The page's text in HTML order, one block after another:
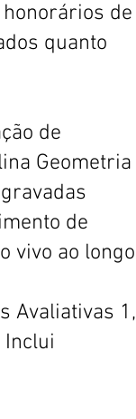
de
quanto
de
Geometria
de
vivo ao longo
Avaliativas 1,
Inclui